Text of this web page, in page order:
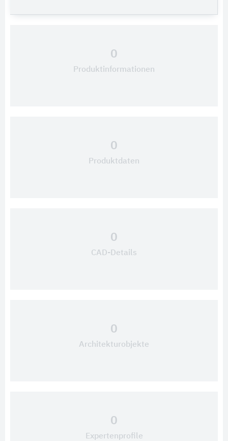
0
Produktinformationen
0
Produktdaten
0
CAD-Details
0
Architekturobjekte
0
Expertenprofile